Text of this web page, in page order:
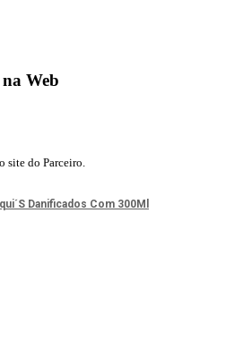
Web
site do Parceiro.
Danificados Com 300Ml